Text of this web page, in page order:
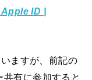
Apple ID |
ますが、前記の
有に参加すると